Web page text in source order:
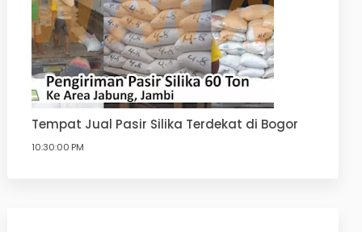
Tempat Jual Pasir Silika Terdekat di Bogor
10:30:00 PM